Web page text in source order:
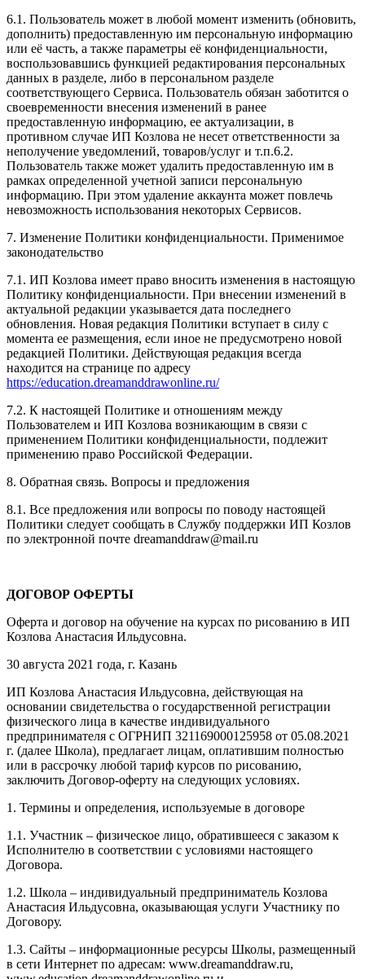
6.1. Пользователь может в любой момент изменить (обновить,
дополнить) предоставленную им персональную информацию
или её часть, а также параметры её конфиденциальности,
воспользовавшись функцией редактирования персональных
данных в разделе, либо в персональном разделе
соответствующего Сервиса. Пользователь обязан заботится о
своевременности внесения изменений в ранее
предоставленную информацию, ее актуализации, в
противном случае ИП Козлова не несет ответственности за
неполучение уведомлений, товаров/услуг и т.п.6.2.
Пользователь также может удалить предоставленную им в
рамках определенной учетной записи персональную
информацию. При этом удаление аккаунта может повлечь
невозможность использования некоторых Сервисов.
7. Изменение Политики конфиденциальности. Применимое
законодательство
7.1. ИП Козлова имеет право вносить изменения в настоящую
Политику конфиденциальности. При внесении изменений в
актуальной редакции указывается дата последнего
обновления. Новая редакция Политики вступает в силу с
момента ее размещения, если иное не предусмотрено новой
редакцией Политики. Действующая редакция всегда
находится на странице по адресу
https://education.dreamanddrawonline.ru/
7.2. К настоящей Политике и отношениям между
Пользователем и ИП Козлова возникающим в связи с
применением Политики конфиденциальности, подлежит
применению право Российской Федерации.
8. Обратная связь. Вопросы и предложения
8.1. Все предложения или вопросы по поводу настоящей
Политики следует сообщать в Службу поддержки ИП Козлов
по электронной почте dreamanddraw@mail.ru
ДОГОВОР ОФЕРТЫ
Оферта и договор на обучение на курсах по рисованию в ИП
Козлова Анастасия Ильдусовна.
30 августа 2021 года, г. Казань
ИП Козлова Анастасия Ильдусовна, действующая на
основании свидетельства о государственной регистрации
физического лица в качестве индивидуального
предпринимателя с ОГРНИП 321169000125958 от 05.08.2021
г. (далее Школа), предлагает лицам, оплатившим полностью
или в рассрочку любой тариф курсов по рисованию,
заключить Договор-оферту на следующих условиях.
1. Термины и определения, используемые в договоре
1.1. Участник – физическое лицо, обратившееся с заказом к
Исполнителю в соответствии с условиями настоящего
Договора.
1.2. Школа – индивидуальный предприниматель Козлова
Анастасия Ильдусовна, оказывающая услуги Участнику по
Договору.
1.3. Сайты – информационные ресурсы Школы, размещенный
в сети Интернет по адресам: www.dreamanddraw.ru,